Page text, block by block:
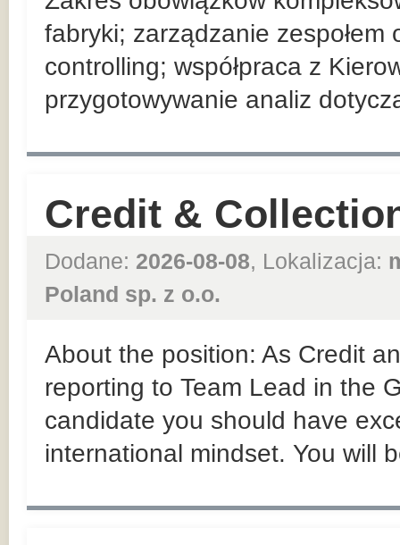
fabryki; zarządzanie
controlling; współpraca z
przygotowywanie analiz
Credit &
Dodane: 2026-08-08, Lokalizacja:
Poland sp. z o.o.
About the position: As Credit
reporting to Team Lead in the
candidate you should have
international mindset. You will